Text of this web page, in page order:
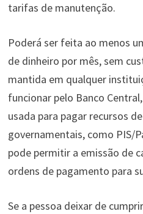
tarifas de manutenção.
Poderá ser feita ao menos
de dinheiro por mês, sem
mantida em qualquer
funcionar pelo Banco
usada para pagar recursos
governamentais, como PIS/
pode permitir a emissão de
ordens de pagamento para
Se a pessoa deixar de